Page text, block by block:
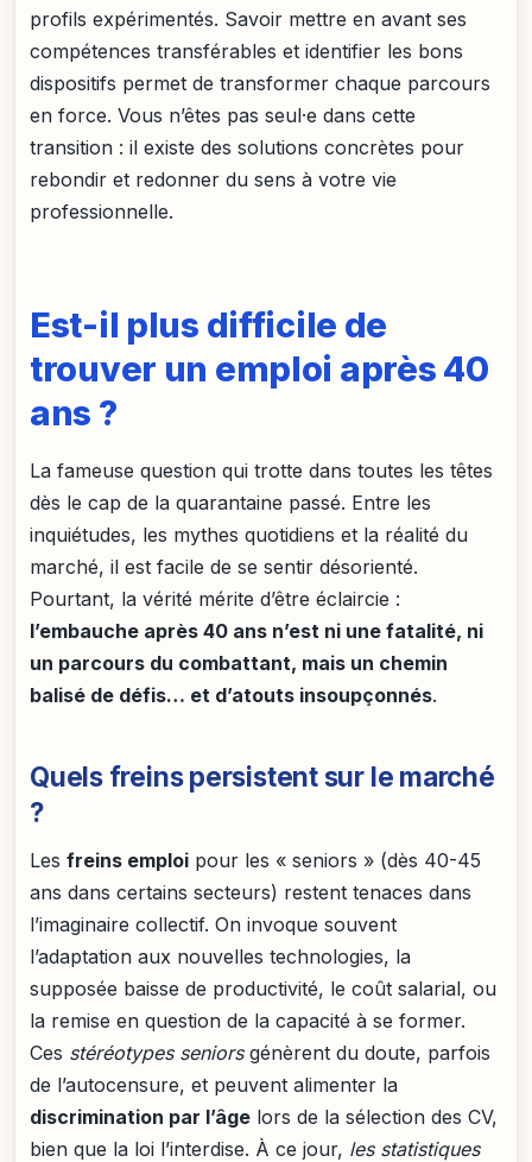
profils expérimentés. Savoir mettre en avant ses
compétences transférables et identifier les bons
dispositifs permet de transformer chaque parcours
en force. Vous n’êtes pas seul·e dans cette
transition : il existe des solutions concrètes pour
rebondir et redonner du sens à votre vie
professionnelle.
Est-il plus difficile de
trouver un emploi après 40
ans ?
La fameuse question qui trotte dans toutes les têtes
dès le cap de la quarantaine passé. Entre les
inquiétudes, les mythes quotidiens et la réalité du
marché, il est facile de se sentir désorienté.
Pourtant, la vérité mérite d’être éclaircie :
l’embauche après 40 ans n’est ni une fatalité, ni
un parcours du combattant, mais un chemin
balisé de défis… et d’atouts insoupçonnés.
Quels freins persistent sur le marché
?
Les freins emploi pour les « seniors » (dès 40-45
ans dans certains secteurs) restent tenaces dans
l’imaginaire collectif. On invoque souvent
l’adaptation aux nouvelles technologies, la
supposée baisse de productivité, le coût salarial, ou
la remise en question de la capacité à se former.
Ces stéréotypes seniorsgénèrent du doute, parfois
de l’autocensure, et peuvent alimenter la
discrimination par l’âge lors de la sélection des CV,
bien que la loi l’interdise. À ce jour, les statistiques